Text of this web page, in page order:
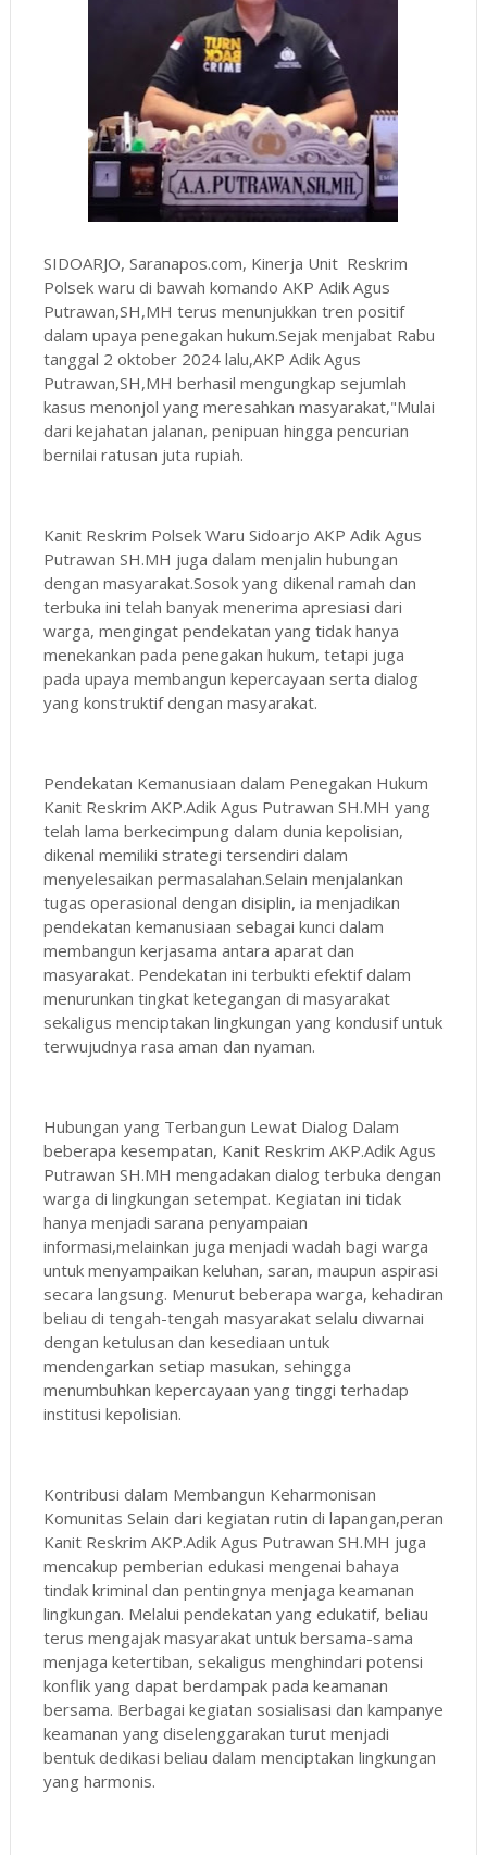
SIDOARJO, Saranapos.com, Kinerja Unit Reskrim
Polsek waru di bawah komando AKP Adik Agus
Putrawan,SH,MH terus menunjukkan tren positif
dalam upaya penegakan hukum.Sejak menjabat Rabu
tanggal 2 oktober 2024 lalu,AKP Adik Agus
Putrawan,SH,MH berhasil mengungkap sejumlah
kasus menonjol yang meresahkan masyarakat,"Mulai
dari kejahatan jalanan, penipuan hingga pencurian
bernilai ratusan juta rupiah.
Kanit Reskrim Polsek Waru Sidoarjo AKP Adik Agus
Putrawan SH.MH juga dalam menjalin hubungan
dengan masyarakat.Sosok yang dikenal ramah dan
terbuka ini telah banyak menerima apresiasi dari
warga, mengingat pendekatan yang tidak hanya
menekankan pada penegakan hukum, tetapi juga
pada upaya membangun kepercayaan serta dialog
yang konstruktif dengan masyarakat.
Pendekatan Kemanusiaan dalam Penegakan Hukum
Kanit Reskrim AKP.Adik Agus Putrawan SH.MH yang
telah lama berkecimpung dalam dunia kepolisian,
dikenal memiliki strategi tersendiri dalam
menyelesaikan permasalahan.Selain menjalankan
tugas operasional dengan disiplin, ia menjadikan
pendekatan kemanusiaan sebagai kunci dalam
membangun kerjasama antara aparat dan
masyarakat. Pendekatan ini terbukti efektif dalam
menurunkan tingkat ketegangan di masyarakat
sekaligus menciptakan lingkungan yang kondusif untuk
terwujudnya rasa aman dan nyaman.
Hubungan yang Terbangun Lewat Dialog Dalam
beberapa kesempatan, Kanit Reskrim AKP.Adik Agus
Putrawan SH.MH mengadakan dialog terbuka dengan
warga di lingkungan setempat. Kegiatan ini tidak
hanya menjadi sarana penyampaian
informasi,melainkan juga menjadi wadah bagi warga
untuk menyampaikan keluhan, saran, maupun aspirasi
secara langsung. Menurut beberapa warga, kehadiran
beliau di tengah-tengah masyarakat selalu diwarnai
dengan ketulusan dan kesediaan untuk
mendengarkan setiap masukan, sehingga
menumbuhkan kepercayaan yang tinggi terhadap
institusi kepolisian.
Kontribusi dalam Membangun Keharmonisan
Komunitas Selain dari kegiatan rutin di lapangan,peran
Kanit Reskrim AKP.Adik Agus Putrawan SH.MH juga
mencakup pemberian edukasi mengenai bahaya
tindak kriminal dan pentingnya menjaga keamanan
lingkungan. Melalui pendekatan yang edukatif, beliau
terus mengajak masyarakat untuk bersama-sama
menjaga ketertiban, sekaligus menghindari potensi
konflik yang dapat berdampak pada keamanan
bersama. Berbagai kegiatan sosialisasi dan kampanye
keamanan yang diselenggarakan turut menjadi
bentuk dedikasi beliau dalam menciptakan lingkungan
yang harmonis.